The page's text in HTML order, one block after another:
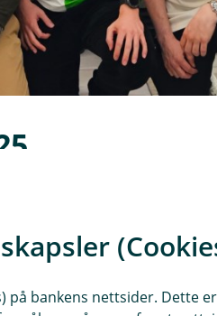
til
for å vise støtte til
på bankens nettsider. Dette